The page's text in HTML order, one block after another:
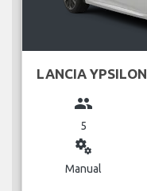
LANCIA YPSILON
group
5
miscellaneous_services
Manual